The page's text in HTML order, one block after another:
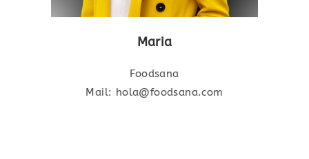
Maria
Foodsana
Mail: hola@foodsana.com